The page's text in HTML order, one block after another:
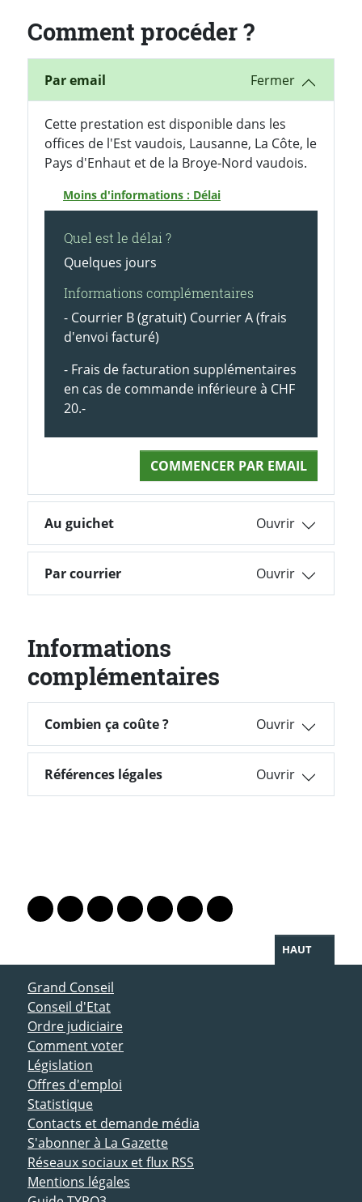
Comment procéder ?
Par email
Cette prestation est disponible dans les
offices de l'Est vaudois, Lausanne, La Côte, le
Pays d'Enhaut et de la Broye-Nord vaudois.
Moins d'informations : Délai
Quel est le délai ?
Quelques jours
Informations complémentaires
- Courrier B (gratuit) Courrier A (frais
d'envoi facturé)
- Frais de facturation supplémentaires
en cas de commande inférieure à CHF
20.-
COMMENCER PAR EMAIL
Au guichet
Par courrier
Informations
complémentaires
Combien ça coûte ?
Combien ça coûte ?
Références légales
Références légales
Lien vers le profil Mastodon
Lien vers le profil Bluesky
Lien vers le profil Instagram
Lien vers le profil Linkedin
Lien vers le profil Facebook
Lien vers le profil Twitter
Partager par WhatsApp
HAUT
ACCÈS DIRECT
Grand Conseil
Conseil d'Etat
Ordre judiciaire
Comment voter
Législation
Offres d'emploi
Statistique
Contacts et demande média
S'abonner à La Gazette
Réseaux sociaux et flux RSS
Mentions légales